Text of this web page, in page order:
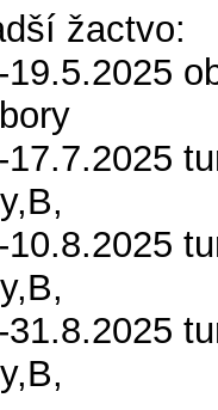
žactvo:
19.5.2025
17.7.2025
10.8.2025
31.8.2025